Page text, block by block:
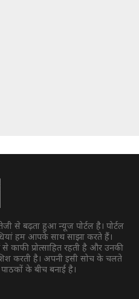
से बढ़ता हुआ न्यूज पोर्टल है। पोर्टल
हम आपके साथ साझा करते हैं।
काफी प्रोत्साहित रहती है और उनकी
करती है। अपनी इसी सोच के चलते
के बीच बनाई है।